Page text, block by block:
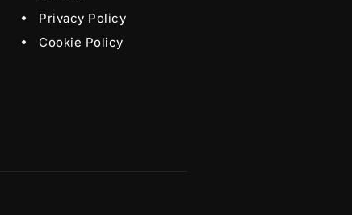
Privacy Policy
Cookie Policy